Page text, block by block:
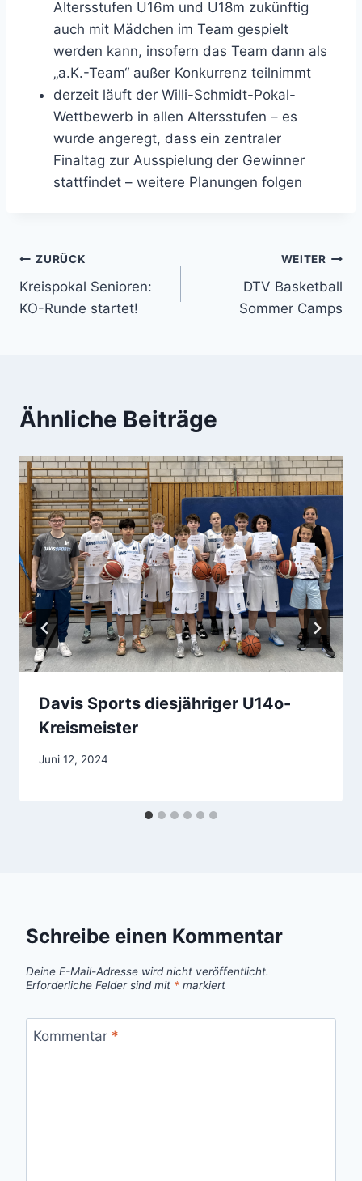
Altersstufen U16m und U18m zukünftig
auch mit Mädchen im Team gespielt
werden kann, insofern das Team dann als
„a.K.-Team“ außer Konkurrenz teilnimmt
derzeit läuft der Willi-Schmidt-Pokal-
Wettbewerb in allen Altersstufen – es
wurde angeregt, dass ein zentraler
Finaltag zur Ausspielung der Gewinner
stattfindet – weitere Planungen folgen
Beitrags-
Navigation
ZURÜCK
Kreispokal Senioren:
KO-Runde startet!
WEITER
DTV Basketball
Sommer Camps
Ähnliche Beiträge
Davis Sports diesjähriger U14o-
Kreismeister
Juni 12, 2024
Schreibe einen Kommentar
Deine E-Mail-Adresse wird nicht veröffentlicht.
Erforderliche Felder sind mit * markiert
Kommentar *